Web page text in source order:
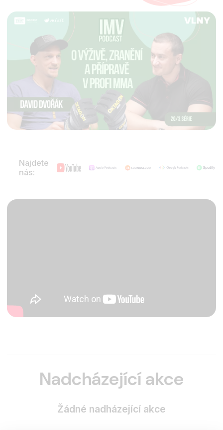
Najdete
nás:
Nadcházející akce
Žádné nadházející akce